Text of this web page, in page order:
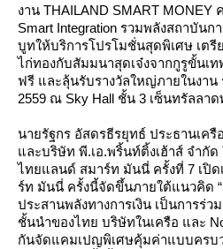
งาน THAILAND SMART MONEY
Smart Integration รวมพลังสถาบันก
บูทให้บริการโปรโมชั่นสุดพิเศษ เต
ไก่ทองกับสัมมนาสุดเจ๋งจากกูรูขั้นเ
ฟรี และลุ้นรับรางวัลใหญ่ภายในงาน
2559 ณ Sky Hall ชั้น 3 เซ็นทรัลลาด
นายรัฐกร อัสดรธีรยุทธ์ ประธานเค
ละบริษัท พี.เอ.พริ้นท์ติ้งเฮ้าส์ จำกัด
ไทยแลนด์ สมาร์ท มันนี่ ครั้งที่ 7 เปิด
ร์ท มันนี่ ครั้งนี้จัดขึ้นภายใต้แนวคิด
ประสานพลังทางการเงิน เป็นการร่ว
ชั้นนำของไทย บริษัทในเครือ และ
กันจัดแคมเปญพิเศษคุ้มค่าแบบครบ